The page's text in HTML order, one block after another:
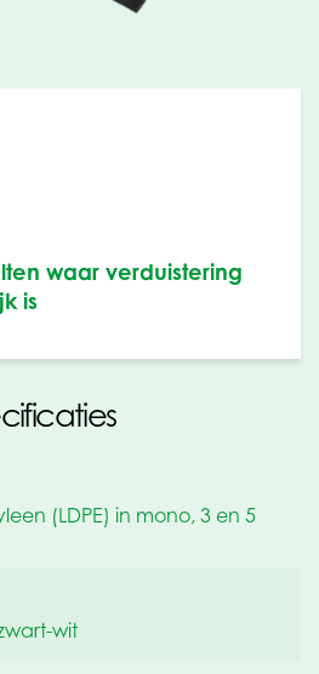
waar verduistering
is
(LDPE) in mono, 3 en 5
wit